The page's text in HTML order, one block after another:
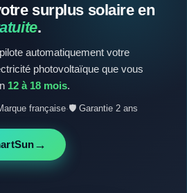
surplus solaire en
.
automatiquement votre
photovoltaïque que vous
12 à 18 mois.
française·🛡️ Garantie 2 ans
→